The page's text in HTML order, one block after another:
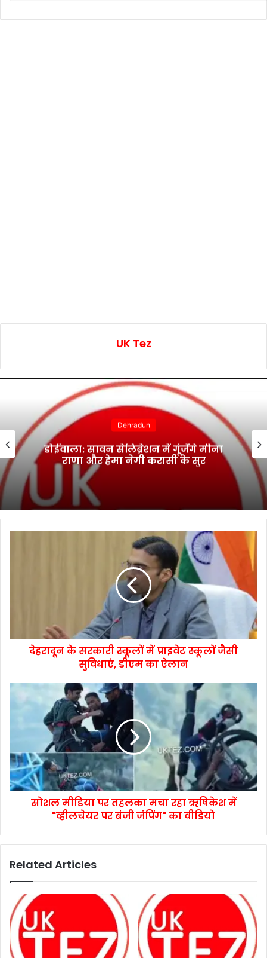
UK Tez
Dehradun
डोईवाला: सावन सेलिब्रेशन में गूंजेंगे मीना
राणा और हेमा नेगी करासी के सुर
देहरादून के सरकारी स्कूलों में प्राइवेट स्कूलों जैसी
सुविधाएं, डीएम का ऐलान
सोशल मीडिया पर तहलका मचा रहा ऋषिकेश में
"व्हीलचेयर पर बंजी जंपिंग" का वीडियो
Related Articles